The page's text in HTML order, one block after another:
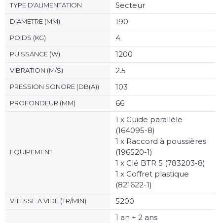
TYPE D'ALIMENTATION Secteur
DIAMETRE (MM) 190
POIDS (KG) 4
PUISSANCE (W) 1200
VIBRATION (M/S) 2.5
PRESSION SONORE (DB(A)) 103
PROFONDEUR (MM) 66
EQUIPEMENT
1 x Guide parallèle
(164095-8)
1 x Raccord à poussières
(196520-1)
1 x Clé BTR 5 (783203-8)
1 x Coffret plastique
(821622-1)
VITESSE A VIDE (TR/MIN) 5200
1 an + 2 ans